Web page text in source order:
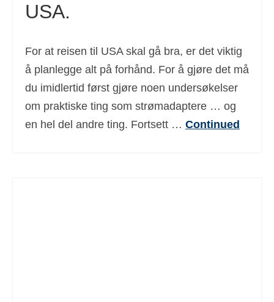
USA.
For at reisen til USA skal gå bra, er det viktig
å planlegge alt på forhånd. For å gjøre det må
du imidlertid først gjøre noen undersøkelser
om praktiske ting som strømadaptere … og
en hel del andre ting. Fortsett … Continued